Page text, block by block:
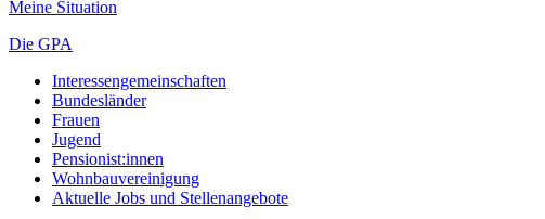
Meine Situation
Die GPA
Interessengemeinschaften
Bundesländer
Frauen
Jugend
Pensionist:innen
Wohnbauvereinigung
Aktuelle Jobs und Stellenangebote